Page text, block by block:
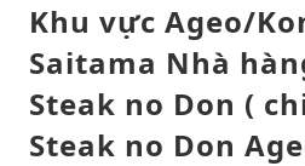
Khu vực Ageo/
Saitama Nhà
Steak no Don (
Steak no Don